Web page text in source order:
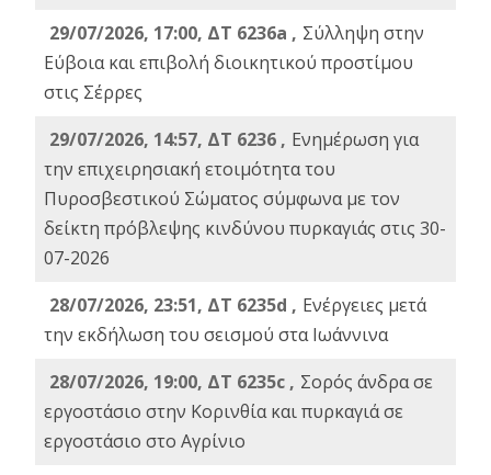
29/07/2026, 17:00, ΔΤ 6236a , Σύλληψη στην
Εύβοια και επιβολή διοικητικού προστίμου
στις Σέρρες
29/07/2026, 14:57, ΔΤ 6236 , Ενημέρωση για
την επιχειρησιακή ετοιμότητα του
Πυροσβεστικού Σώματος σύμφωνα με τον
δείκτη πρόβλεψης κινδύνου πυρκαγιάς στις 30-
07-2026
28/07/2026, 23:51, ΔΤ 6235d , Ενέργειες μετά
την εκδήλωση του σεισμού στα Ιωάννινα
28/07/2026, 19:00, ΔΤ 6235c , Σορός άνδρα σε
εργοστάσιο στην Κορινθία και πυρκαγιά σε
εργοστάσιο στο Αγρίνιο